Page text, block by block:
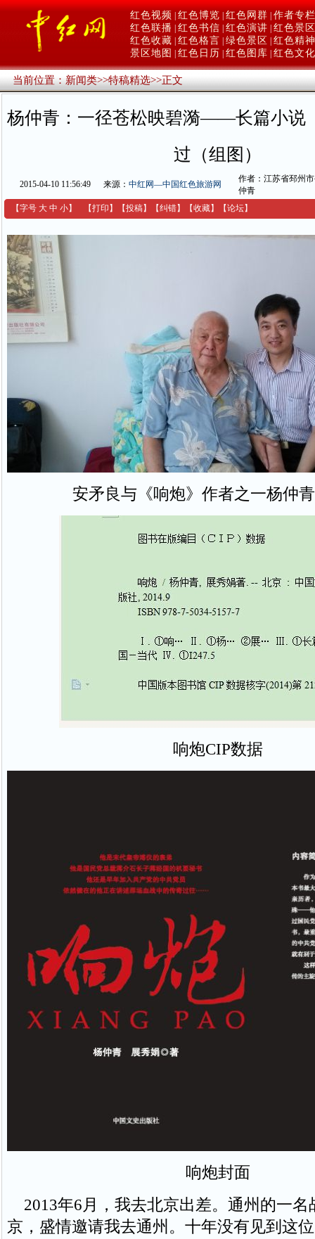
红色视频 红色博览 红色网群 作者专栏
红色联播 红色书信 红色演讲 红色景区
红色收藏 红色格言 绿色景区
红色精神
景区地图
红色日历 红色图库 红色文化
当前位置：新闻类>>特稿精选>>正文
杨仲青：一径苍松映碧漪——长篇小说
过（组图）
2015-04-10 11:56:49 来源： 中红网—中国红色旅游网
作者：江苏省邳州
仲青
【字号 大 中 小】 【打印 】 【投稿】 【纠错】 【收藏】 【论坛】
安矛良与《响炮》作者之一杨仲
响炮CIP数据
响炮封面
2013年6月，我去北京出差。通州的一名
京，盛情邀请我去通州。十年没有见到这